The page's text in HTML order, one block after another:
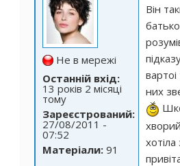
Не в мережі
Останній вхід:
13 років 2 місяці
тому
Зареєстрований:
27/08/2011 -
07:52
Матеріали: 91
Він
них